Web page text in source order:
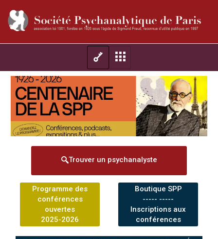
Trouver un psychanalyste
Programme des
conférences
ouvertes
2025-2026
Boutique SPP
----- -----
Inscriptions aux
conférences